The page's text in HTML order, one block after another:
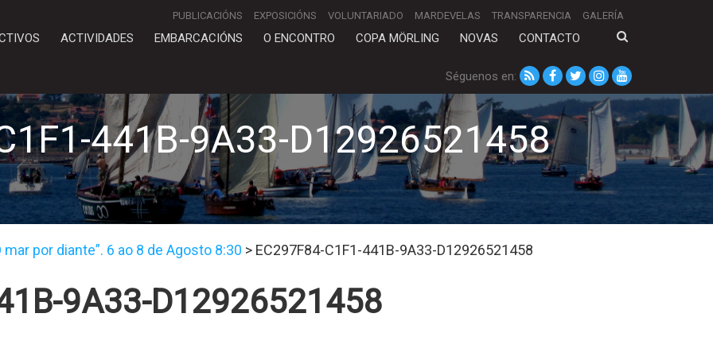
PUBLICACIÓNS EXPOSICIÓNS VOLUNTARIADO MARDEVELAS TRANSPARENCIA GALERÍA
ACTIVIDADES EMBARCACIÓNS O ENCONTRO COPA MÖRLING NOVAS CONTACTO
Séguenos en:
441B-9A33-D12926521458
por diante”. 6 ao 8 de Agosto 8:30 > EC297F84-C1F1-441B-9A33-D12926521458
9A33-D12926521458